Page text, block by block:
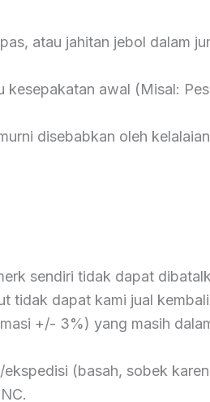
atau jahitan jebol dalam
kesepakatan awal (Misal:
disebabkan oleh
sendiri tidak dapat
tidak dapat kami jual
+/- 3%) yang masih
(basah, sobek